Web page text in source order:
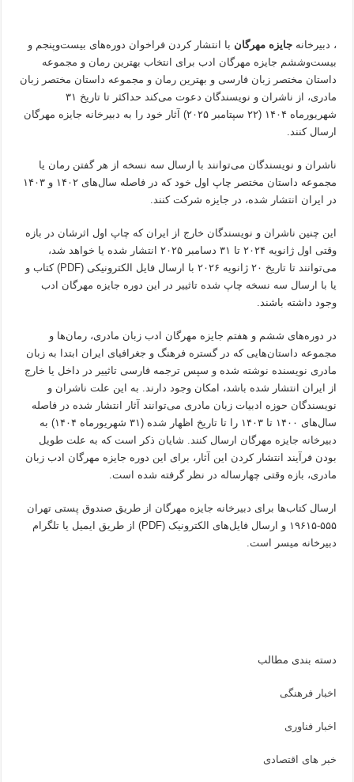
، دبیرخانهجایزه مهرگان با انتشار کردن فراخوان دوره‌های بیست‌وپنجم و
بیست‌وششم جایزه مهرگان ادب برای انتخاب بهترین رمان و مجموعه
داستان مختصر زبان فارسی و بهترین رمان و مجموعه داستان مختصر زبان
مادری، از ناشران و نویسندگان دعوت می‌کند حداکثر تا تاریخ ۳۱
شهریورماه ۱۴۰۴ (۲۲ سپتامبر ۲۰۲۵) آثار خود را به دبیرخانه جایزه مهرگان
ارسال کنند.
ناشران و نویسندگان می‌توانند با ارسال سه نسخه از هر گفتن رمان یا
مجموعه داستان مختصر چاپ اول خود که در فاصله سال‌های ۱۴۰۲ و ۱۴۰۳
در ایران انتشار شده، در جایزه شرکت کنند.
این چنین ناشران و نویسندگان خارج از ایران که چاپ اول اثرشان در بازه
وقتی اول ژانویه ۲۰۲۴ تا ۳۱ دسامبر ۲۰۲۵ انتشار شده یا خواهد شد،
می‌توانند تا تاریخ ۲۰ ژانویه ۲۰۲۶ با ارسال فایل الکترونیکی (PDF) کتاب و
یا با ارسال سه نسخه چاپ شده تاثییر در این دوره جایزه مهرگان ادب
وجود داشته باشند.
در دوره‌های ششم و هفتم جایزه مهرگان ادب زبان مادری، رمان‌ها و
مجموعه داستان‌هایی که در گستره فرهنگ و جغرافیای ایران ابتدا به زبان
مادری نویسنده نوشته شده و سپس ترجمه فارسی تاثییر در داخل یا خارج
از ایران انتشار شده باشد، امکان وجود دارند. به این علت ناشران و
نویسندگان حوزه ادبیات زبان مادری می‌توانند آثار انتشار شده در فاصله
سال‌های ۱۴۰۰ تا ۱۴۰۳ را تا تاریخ اظهار شده (۳۱ شهریورماه ۱۴۰۴) به
دبیرخانه جایزه مهرگان ارسال کنند. شایان ذکر است که به علت طویل
بودن فرآیند انتشار کردن این آثار، برای این دوره جایزه مهرگان ادب زبان
مادری، بازه وقتی چهارساله در نظر گرفته شده است.
ارسال کتاب‌ها برای دبیرخانه جایزه مهرگان از طریق صندوق پستی تهران
۵۵۵-۱۹۶۱۵ و ارسال فایل‌های الکترونیک (PDF) از طریق ایمیل یا تلگرام
دبیرخانه میسر است‌.
دسته بندی مطالب
اخبار فرهنگی
اخبار فناوری
خبر های اقتصادی